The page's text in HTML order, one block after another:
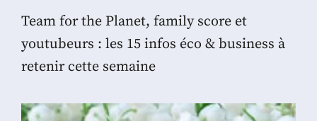
Team for the Planet, family score et
youtubeurs : les 15 infos éco & business à
retenir cette semaine